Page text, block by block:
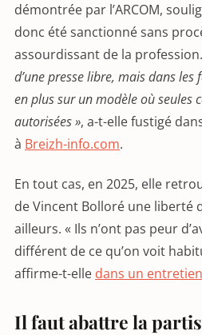
démontrée par l’ARCOM,
donc été sanctionné sans
assourdissant de la profession.
d’une presse libre, mais dans les
en plus sur un modèle où seules
autorisées », a-t-elle fustigé
à Breizh-info.com.
En tout cas, en 2025, elle
de Vincent Bolloré une liberté
ailleurs. « Ils n’ont pas peur
différent de ce qu’on voit
affirme-t-elle dans un
Il faut abattre la